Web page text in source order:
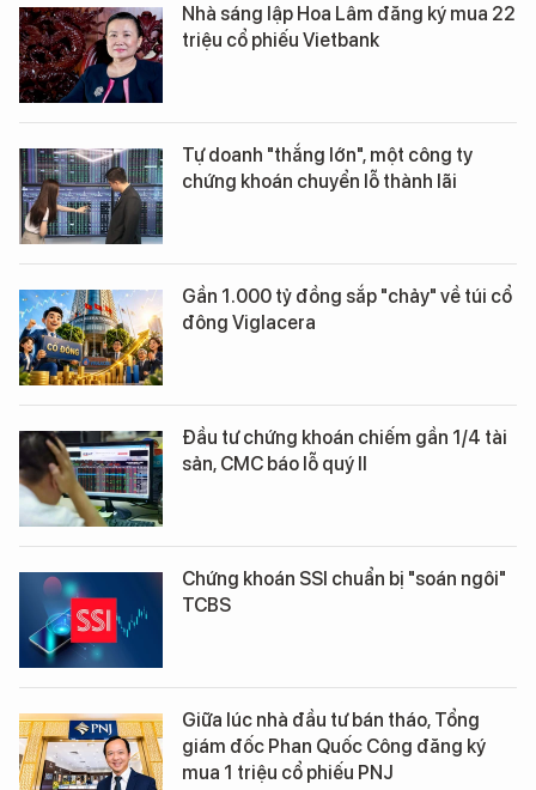
Nhà sáng lập Hoa Lâm đăng ký mua 22
triệu cổ phiếu Vietbank
Tự doanh "thắng lớn", một công ty
chứng khoán chuyển lỗ thành lãi
Gần 1.000 tỷ đồng sắp "chảy" về túi cổ
đông Viglacera
Đầu tư chứng khoán chiếm gần 1/4 tài
sản, CMC báo lỗ quý II
Chứng khoán SSI chuẩn bị "soán ngôi"
TCBS
Giữa lúc nhà đầu tư bán tháo, Tổng
giám đốc Phan Quốc Công đăng ký
mua 1 triệu cổ phiếu PNJ